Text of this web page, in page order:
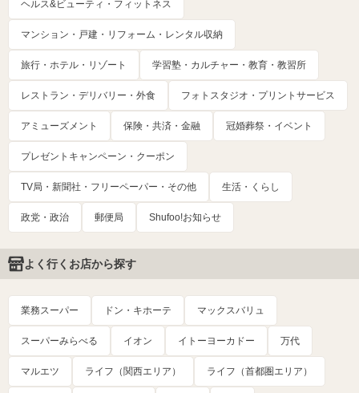
ヘルス&ビューティ・フィットネス
マンション・戸建・リフォーム・レンタル収納
旅行・ホテル・リゾート 学習塾・カルチャー・教育・教習所
レストラン・デリバリー・外食 フォトスタジオ・プリントサービス
アミューズメント 保険・共済・金融 冠婚葬祭・イベント
プレゼントキャンペーン・クーポン
TV局・新聞社・フリーペーパー・その他 生活・くらし
政党・政治 郵便局 Shufoo!お知らせ
よく行くお店から探す
業務スーパー ドン・キホーテ マックスバリュ
スーパーみらべる イオン イトーヨーカドー 万代
マルエツ ライフ（関西エリア） ライフ（首都圏エリア）